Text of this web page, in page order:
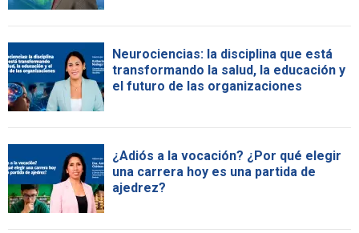
Neurociencias: la disciplina que está
transformando la salud, la educación y
el futuro de las organizaciones
¿Adiós a la vocación? ¿Por qué elegir
una carrera hoy es una partida de
ajedrez?